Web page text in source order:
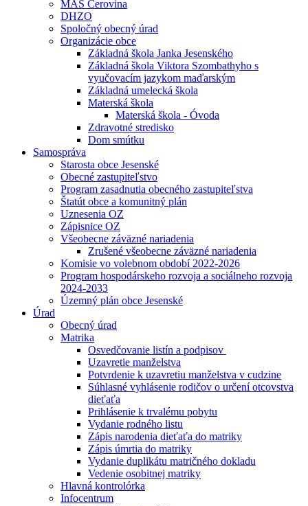
MAS Cerovina
DHZO
Spoločný obecný úrad
Organizácie obce
Základná škola Janka Jesenského
Základná škola Viktora Szombathyho s
vyučovacím jazykom maďarským
Základná umelecká škola
Materská škola
Materská škola - Óvoda
Zdravotné stredisko
Dom smútku
Samospráva
Starosta obce Jesenské
Obecné zastupiteľstvo
Program zasadnutia obecného zastupiteľstva
Štatút obce a komunitný plán
Uznesenia OZ
Zápisnice OZ
Všeobecne záväzné nariadenia
Zrušené všeobecne záväzné nariadenia
Komisie vo volebnom období 2022-2026
Program hospodárskeho rozvoja a sociálneho rozvoja
2024-2033
Územný plán obce Jesenské
Úrad
Obecný úrad
Matrika
Osvedčovanie listín a podpisov
Uzavretie manželstva
Potvrdenie k uzavretiu manželstva v cudzine
Súhlasné vyhlásenie rodičov o určení otcovstva
dieťaťa
Prihlásenie k trvalému pobytu
Vydanie rodného listu
Zápis narodenia dieťaťa do matriky
Zápis úmrtia do matriky
Vydanie duplikátu matričného dokladu
Vedenie osobitnej matriky
Hlavná kontrolórka
Infocentrum